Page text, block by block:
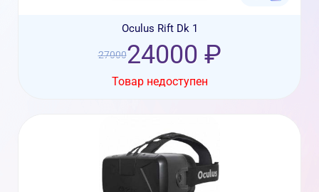
Oculus Rift Dk 1
2700024000 ₽
Товар недоступен